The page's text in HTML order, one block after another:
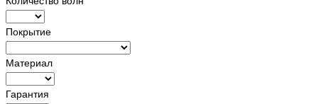
Покрытие
Материал
Гарантия